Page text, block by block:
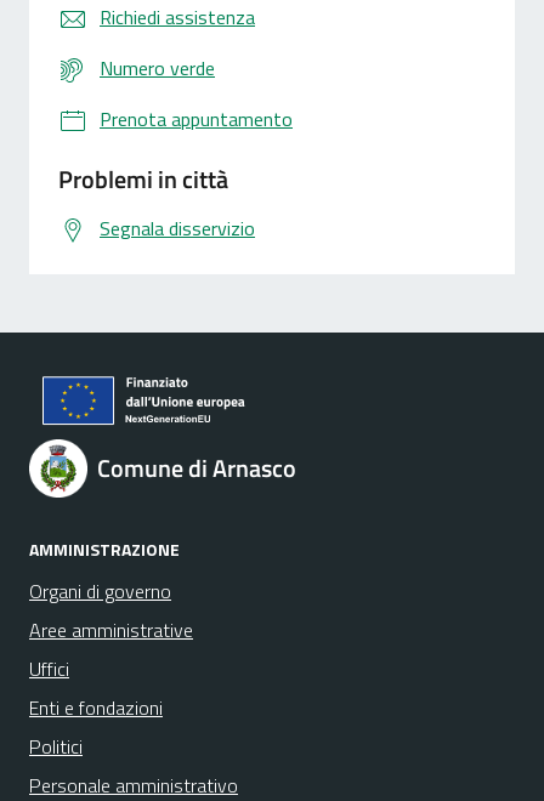
Richiedi assistenza
Numero verde
Prenota appuntamento
Problemi in città
Segnala disservizio
Comune di Arnasco
AMMINISTRAZIONE
Organi di governo
Aree amministrative
Uffici
Enti e fondazioni
Politici
Personale amministrativo